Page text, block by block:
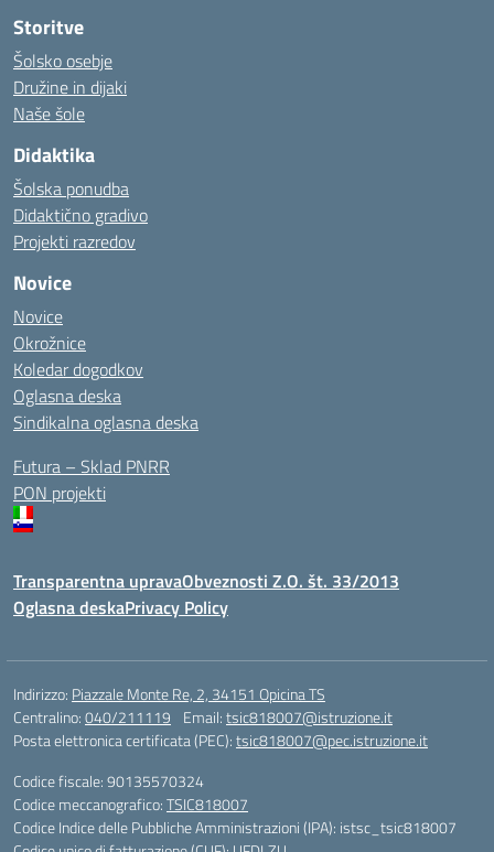
Storitve
Šolsko osebje
Družine in dijaki
Naše šole
Didaktika
Šolska ponudba
Didaktično gradivo
Projekti razredov
Novice
Novice
Okrožnice
Koledar dogodkov
Oglasna deska
Sindikalna oglasna deska
Futura – Sklad PNRR
PON projekti
Transparentna upravaObveznosti Z.O. št. 33/2013
Oglasna deskaPrivacy Policy
Indirizzo: Piazzale Monte Re, 2, 34151 Opicina TS
Centralino:040/211119 Email:tsic818007@istruzione.it
Posta elettronica certificata (PEC):tsic818007@pec.istruzione.it
Codice fiscale: 90135570324
Codice meccanografico:TSIC818007
Codice Indice delle Pubbliche Amministrazioni (IPA): istsc_tsic818007